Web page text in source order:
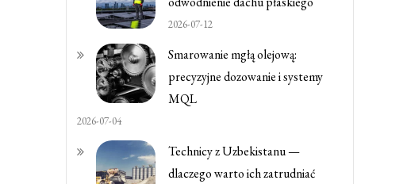
2026-07-12
Smarowanie mgłą olejową:
precyzyjne dozowanie i systemy
MQL
2026-07-04
Technicy z Uzbekistanu —
dlaczego warto ich zatrudniać